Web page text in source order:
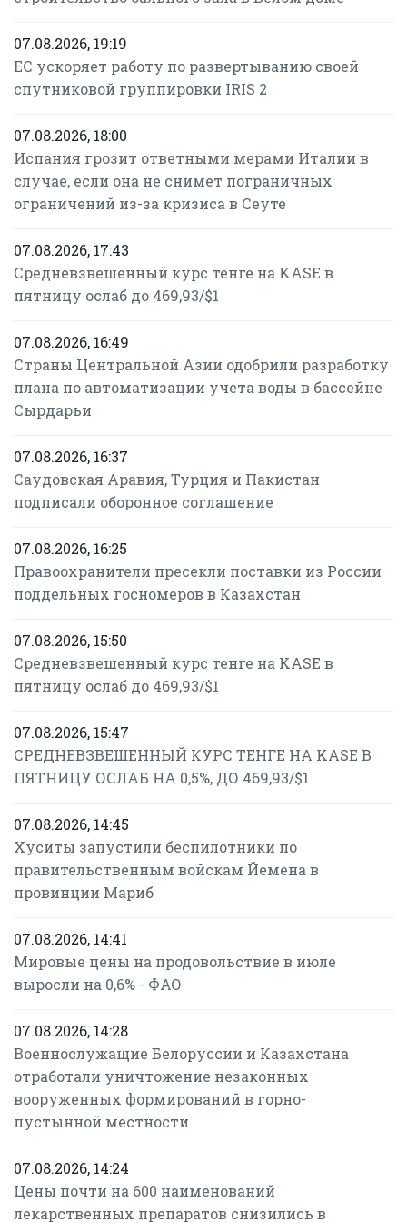
07.08.2026, 19:19
ЕС ускоряет работу по развертыванию своей
спутниковой группировки IRIS 2
07.08.2026, 18:00
Испания грозит ответными мерами Италии в
случае, если она не снимет пограничных
ограничений из-за кризиса в Сеуте
07.08.2026, 17:43
Средневзвешенный курс тенге на KASE в
пятницу ослаб до 469,93/$1
07.08.2026, 16:49
Страны Центральной Азии одобрили разработку
плана по автоматизации учета воды в бассейне
Сырдарьи
07.08.2026, 16:37
Саудовская Аравия, Турция и Пакистан
подписали оборонное соглашение
07.08.2026, 16:25
Правоохранители пресекли поставки из России
поддельных госномеров в Казахстан
07.08.2026, 15:50
Средневзвешенный курс тенге на KASE в
пятницу ослаб до 469,93/$1
07.08.2026, 15:47
СРЕДНЕВЗВЕШЕННЫЙ КУРС ТЕНГЕ НА KASE В
ПЯТНИЦУ ОСЛАБ НА 0,5%, ДО 469,93/$1
07.08.2026, 14:45
Хуситы запустили беспилотники по
правительственным войскам Йемена в
провинции Мариб
07.08.2026, 14:41
Мировые цены на продовольствие в июле
выросли на 0,6% - ФАО
07.08.2026, 14:28
Военнослужащие Белоруссии и Казахстана
отработали уничтожение незаконных
вооруженных формирований в горно-
пустынной местности
07.08.2026, 14:24
Цены почти на 600 наименований
лекарственных препаратов снизились в